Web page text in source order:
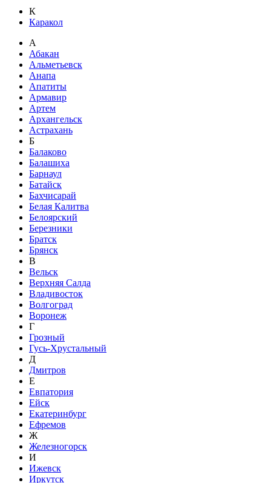
К
Каракол
А
Абакан
Альметьевск
Анапа
Апатиты
Армавир
Артем
Архангельск
Астрахань
Б
Балаково
Балашиха
Барнаул
Батайск
Бахчисарай
Белая Калитва
Белоярский
Березники
Братск
Брянск
В
Вельск
Верхняя Салда
Владивосток
Волгоград
Воронеж
Г
Грозный
Гусь-Хрустальный
Д
Дмитров
Е
Евпатория
Ейск
Екатеринбург
Ефремов
Ж
Железногорск
И
Ижевск
Иркутск